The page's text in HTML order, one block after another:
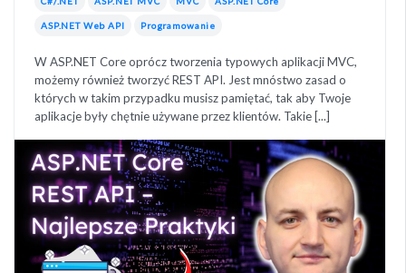
ASP.NET Web API Programowanie
W ASP.NET Core oprócz tworzenia typowych aplikacji MVC,
możemy również tworzyć REST API. Jest mnóstwo zasad o
których w takim przypadku musisz pamiętać, tak aby Twoje
aplikacje były chętnie używane przez klientów. Takie [...]